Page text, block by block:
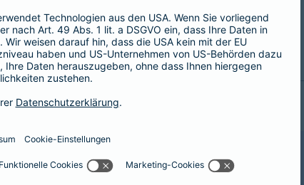
mehr Infos